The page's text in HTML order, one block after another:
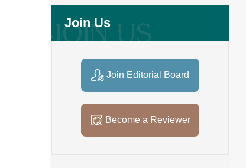
Join Us
Join Editorial Board
Become a Reviewer